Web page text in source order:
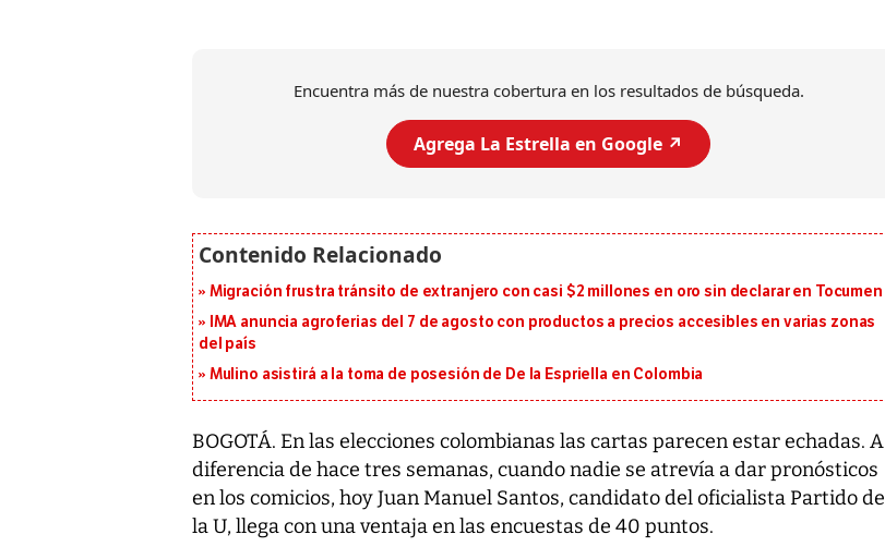
Encuentra más de nuestra cobertura en los resultados de búsqueda.
Agrega La Estrella en Google ↗️
Migración frustra tránsito de extranjero con casi $2 millones en oro sin declarar en Tocumen
IMA anuncia agroferias del 7 de agosto con productos a precios accesibles en varias zonas
del país
Mulino asistirá a la toma de posesión de De la Espriella en Colombia
BOGOTÁ. En las elecciones colombianas las cartas parecen estar echadas. A
diferencia de hace tres semanas, cuando nadie se atrevía a dar pronósticos
en los comicios, hoy Juan Manuel Santos, candidato del oficialista Partido de
la U, llega con una ventaja en las encuestas de 40 puntos.
al sur de Japón, provocando una